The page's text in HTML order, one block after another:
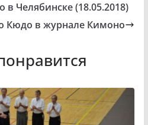
Челябинске (18.05.2018)
Кюдо в журнале Кимоно